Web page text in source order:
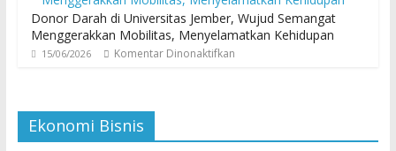
Donor Darah di Universitas Jember, Wujud Semangat
Menggerakkan Mobilitas, Menyelamatkan Kehidupan
15/06/2026 Komentar Dinonaktifkan
Ekonomi Bisnis